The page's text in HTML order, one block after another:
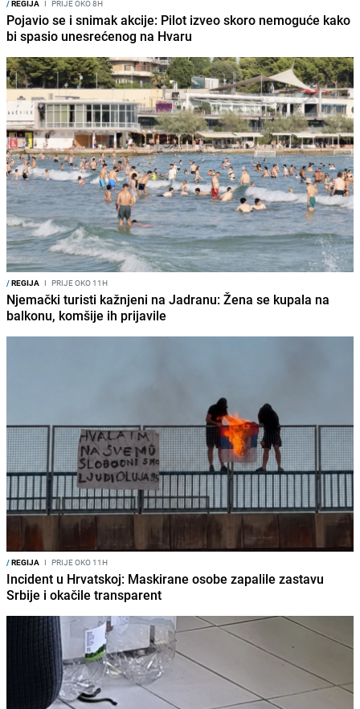
/REGIJA I PRIJE OKO 8H
Pojavio se i snimak akcije: Pilot izveo skoro nemoguće kako
bi spasio unesrećenog na Hvaru
/REGIJA I PRIJE OKO 11H
Njemački turisti kažnjeni na Jadranu: Žena se kupala na
balkonu, komšije ih prijavile
/REGIJA I PRIJE OKO 11H
Incident u Hrvatskoj: Maskirane osobe zapalile zastavu
Srbije i okačile transparent